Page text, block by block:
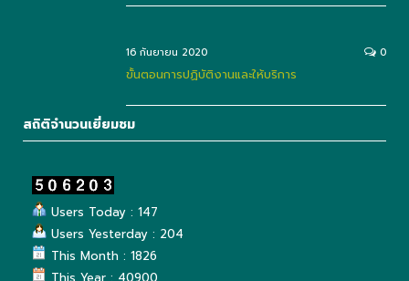
16 กันยายน 2020 0
ขั้นตอนการปฏิบัติงานและให้บริการ
สถิติจำนวนเยี่ยมชม
Users Today : 147
Users Yesterday : 204
This Month : 1826